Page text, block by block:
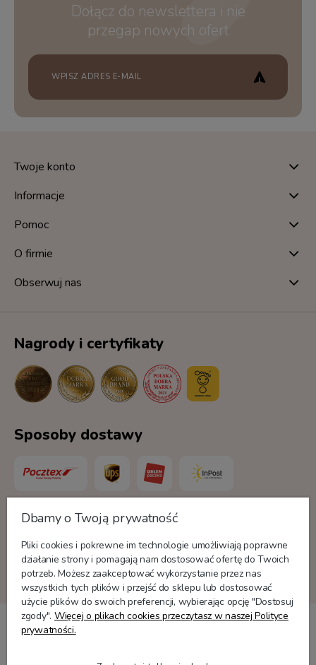
Dołącz do newslettera i nie
przegap nowych ofert
Twoje konto
Informacje
Pomoc
O firmie
Obserwuj nas
Nagrody i certyfikaty
Sposoby dostawy
Formy płatności
Dbamy o Twoją prywatność
Pliki cookies i pokrewne im technologie umożliwiają poprawne
działanie strony i pomagają nam dostosować ofertę do Twoich
potrzeb. Możesz zaakceptować wykorzystanie przez nas
wszystkich tych plików i przejść do sklepu lub dostosować
użycie plików do swoich preferencji, wybierając opcję "Dostosuj
zgody". Więcej o plikach cookies przeczytasz w naszej Polityce
prywatności.